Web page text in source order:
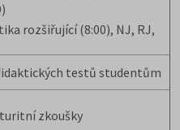
rozšiřující (8:00), NJ, RJ,
testů studentům
zkoušky